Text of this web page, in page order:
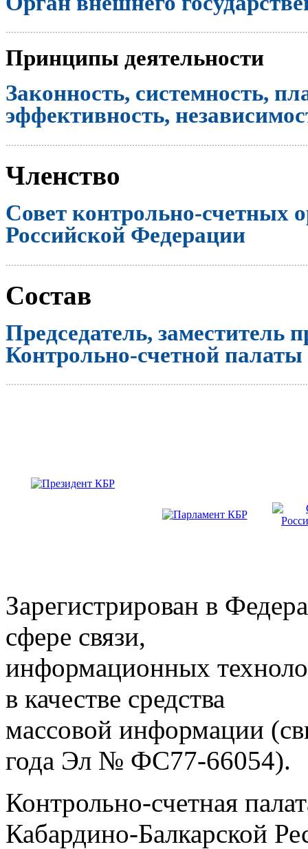
Принципы деятельности
Законность, системность,
эффективность,
Членство
Совет контрольно-счетных
Российской Федерации
Состав
Председатель, заместитель
Контрольно-счетной палаты
Зарегистрирован в
сфере связи,
информационных
в качестве средства
массовой информации
года Эл № ФС77-66054).
Контрольно-счетная
Кабардино-Балкарской